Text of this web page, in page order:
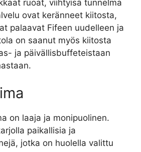
ruoat, viihtyisä tunnelma
ovat keränneet kiitosta,
palaavat Fifeen uudelleen ja
on saanut myös kiitosta
ja päivällisbuffeteistaan
on laaja ja monipuolinen.
paikallisia ja
jotka on huolella valittu